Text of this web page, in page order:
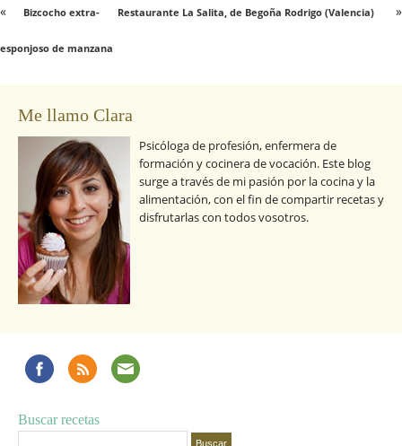
Restaurante La Salita, de Begoña Rodrigo (Valencia) »
« Bizcocho extra-
esponjoso de manzana
Me llamo Clara
Psicóloga de profesión, enfermera de
formación y cocinera de vocación. Este blog
surge a través de mi pasión por la cocina y la
alimentación, con el fin de compartir recetas y
disfrutarlas con todos vosotros.
Buscar recetas